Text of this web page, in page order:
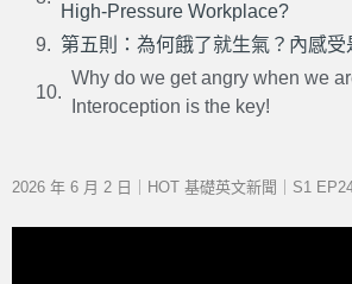
High-Pressure Workplace?
第五則：為何餓了就生氣？內感受
Why do we get angry when we
Interoception is the key!
2026 年 6 月 2 日｜HOT 基礎英文新聞｜S1